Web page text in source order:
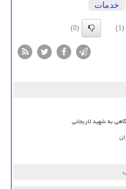
خدمات
(1)
(0)
به شهید لاریجانی